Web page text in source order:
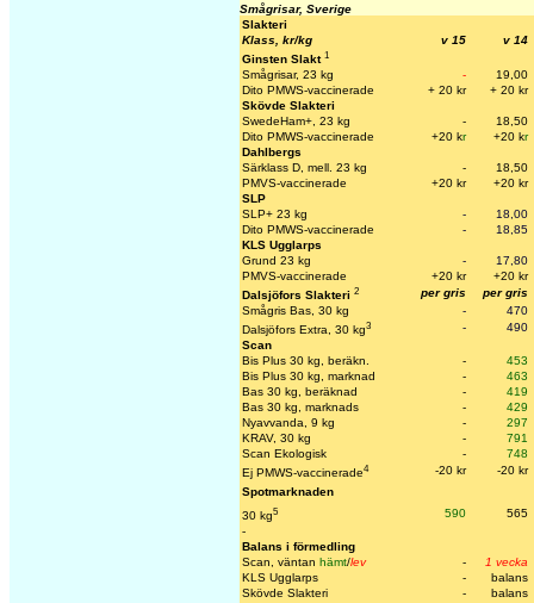
Smågrisar, Sverige
Slakteri
Klass, kr/kg
v 15
v 14
Ginsten Slakt 1
Smågrisar, 23 kg -
19,00
Dito PMWS-vaccinerade
+ 20 kr
+ 20 kr
Skövde Slakteri
SwedeHam+, 23 kg
-
18,50
Dito PMWS-vaccinerade
+20 kr +20 kr
Dahlbergs
Särklass D, mell. 23 kg
-
18,50
PMVS-vaccinerade
+20 kr
+20 kr
SLP
SLP+ 23 kg
-
18,00
Dito PMWS-vaccinerade
-
18,85
KLS Ugglarps
Grund 23 kg
-
17,80
PMVS-vaccinerade
+20 kr
+20 kr
Dalsjöfors Slakteri 2 per gris
per gris
Smågris Bas, 30 kg
-
470
Dalsjöfors Extra, 30 kg3 -
490
Scan
Bis Plus 30 kg, beräkn.
-
453
Bis Plus 30 kg, marknad
-
463
Bas 30 kg, beräknad
-
419
Bas 30 kg, marknads
-
429
Nyavvanda, 9 kg
-
297
KRAV, 30 kg
-
791
Scan Ekologisk
-
748
Ej PMWS-vaccinerade4 -20 kr
-20 kr
Spotmarknaden
30 kg5 590
565
-
Balans i förmedling
Scan, väntan hämt/lev -
1 vecka
KLS Ugglarps
-
balans
Skövde Slakteri
-
balans